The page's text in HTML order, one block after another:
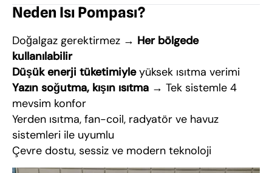
Neden Isı Pompası?
Doğalgaz gerektirmez → Her bölgede
kullanılabilir
Düşük enerji tüketimiyleyüksek ısıtma verimi
Yazın soğutma, kışın ısıtma → Tek sistemle 4
mevsim konfor
Yerden ısıtma, fan-coil, radyatör ve havuz
sistemleri ile uyumlu
Çevre dostu, sessiz ve modern teknoloji